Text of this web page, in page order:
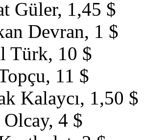
Güler, 1,45 $
Devran, 1 $
Türk, 10 $
11 $
Kalaycı, 1,50 $
Olcay, 4 $